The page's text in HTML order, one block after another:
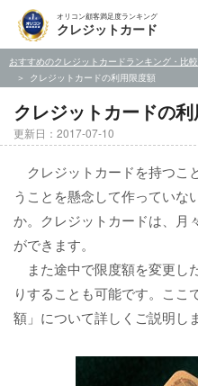
オリコン顧客満足度ランキング
クレジットカード
おすすめのクレジットカードランキング・比較
クレジットカードの利用限度額
クレジットカードの
更新日：2017-07-10
クレジットカードを持つこ
うことを懸念して作っていな
か。クレジットカードは、月
ができます。
また途中で限度額を変更し
りすることも可能です。ここ
額」について詳しくご説明しま